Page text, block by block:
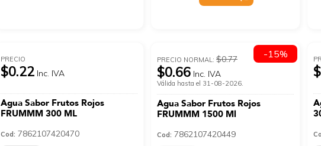
PRECIO
$0.22 Inc. IVA
Agua Sabor Frutos Rojos
FRUMMM 300 ML
Cod: 7862107420470
PRECIO NORMAL: $0.77
$0.66 Inc. IVA
Válida hasta el 31-08-2026.
Agua Sabor Frutos Rojos
FRUMMM 1500 Ml
Cod: 7862107420449
-15%